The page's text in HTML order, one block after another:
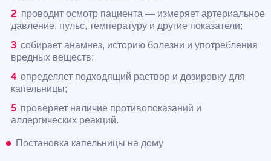
проводит осмотр пациента — измеряет артериальное
давление, пульс, температуру и другие показатели;
собирает анамнез, историю болезни и употребления
вредных веществ;
определяет подходящий раствор и дозировку для
капельницы;
проверяет наличие противопоказаний и
аллергических реакций.
Постановка капельницы на дому